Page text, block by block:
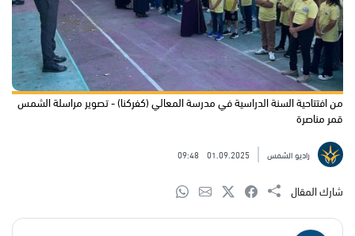
من افتتاحية السنة الدراسية في مدرسة المعالي (كفركنا) - تصوير مراسلة الشمس
قمر مناصرة
راديو الشمس 01.09.2025
09:48
شارك المقال